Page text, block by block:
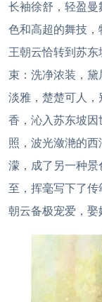
长袖徐舒，轻盈
色和高超的舞技，
王朝云恰转到苏
束：洗净浓装，
淡雅，楚楚可人
香，沁入苏东坡
照，波光潋滟的
濛，成了另一种
至，挥毫写下了
朝云备极宠爱，娶